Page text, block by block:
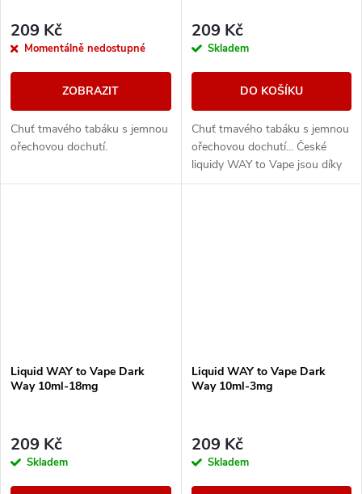
209 Kč
Momentálně nedostupné
ZOBRAZIT
Chuť tmavého tabáku s jemnou
ořechovou dochutí.
209 Kč
Skladem
DO KOŠÍKU
Chuť tmavého tabáku s jemnou
ořechovou dochutí... České
liquidy WAY to Vape jsou díky
vyváženému poměru složek
Liquid WAY to Vape Dark
Way 10ml-18mg
209 Kč
Skladem
Liquid WAY to Vape Dark
Way 10ml-3mg
209 Kč
Skladem